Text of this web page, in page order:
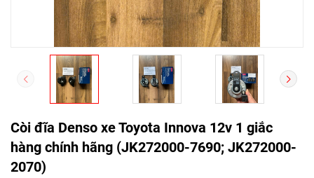
Còi đĩa Denso xe Toyota Innova 12v 1 giắc
hàng chính hãng (JK272000-7690; JK272000-
2070)